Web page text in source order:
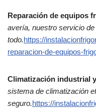
Reparación de equipos
avería, nuestro servicio
todo.https://
reparacion-de-equipos-
Climatización industrial
sistema de climatización
seguro.https://